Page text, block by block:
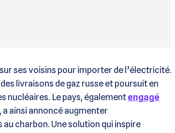
ses voisins pour importer de l’électricité.
livraisons de gaz russe et poursuit en
nucléaires. Le pays, égalementengagé
, a ainsi annoncé augmenter
charbon. Une solution qui inspire